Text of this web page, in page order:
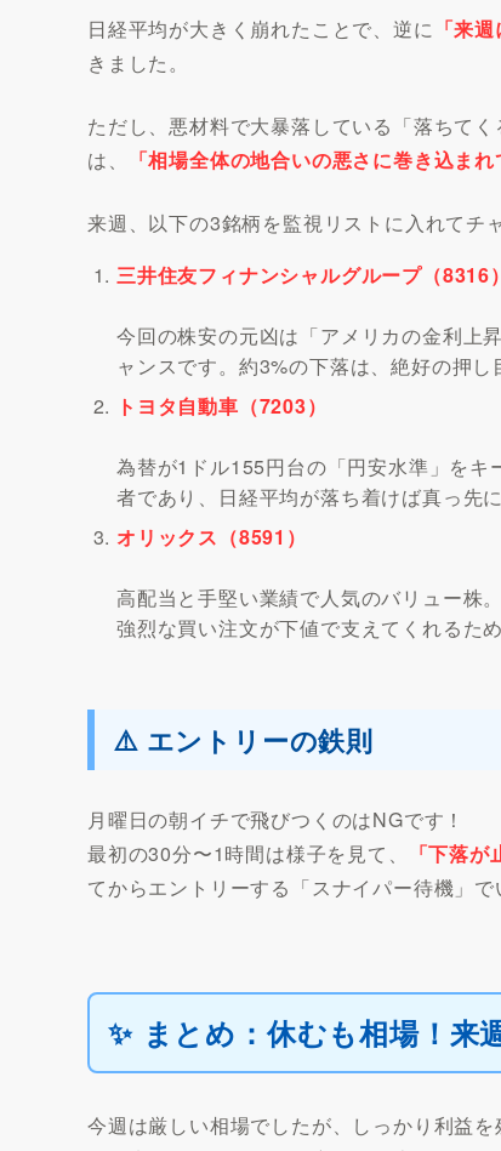
日経平均が大きく崩れたことで、逆に 「来
きました。
ただし、悪材料で大暴落している「落ちて
は、
「相場全体の地合いの悪さに巻き込ま
来週、以下の3銘柄を監視リストに入れてチ
三井住友フィナンシャルグループ（8316）
今回の株安の元凶は「アメリカの金利上
ャンスです。約3%の下落は、絶好の押
トヨタ自動車（7203）
為替が1ドル155円台の「円安水準」を
者であり、日経平均が落ち着けば真っ先
オリックス（8591）
高配当と手堅い業績で人気のバリュー株
強烈な買い注文が下値で支えてくれるた
⚠️ エントリーの鉄則
月曜日の朝イチで飛びつくのはNGです！
最初の30分〜1時間は様子を見て、
「下落
てからエントリーする「スナイパー待機」で
✨ まとめ：休むも相場！来
今週は厳しい相場でしたが、しっかり利益